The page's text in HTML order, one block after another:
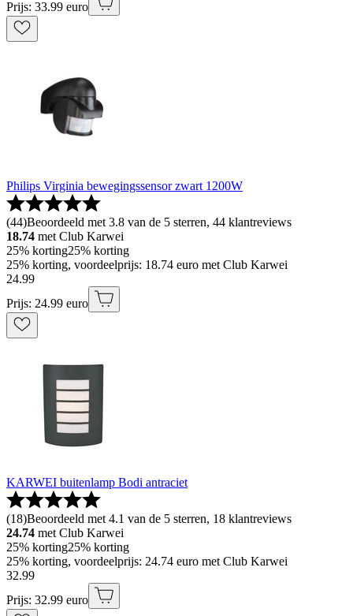
Prijs: 33.99 euro
Philips Virginia bewegingssensor zwart 1200W
(44)Beoordeeld met 3.8 van de 5 sterren, 44 klantreviews
18.74 met Club Karwei
25% korting25% korting
25% korting, voordeelprijs: 18.74 euro met Club Karwei
24.99
Prijs: 24.99 euro
KARWEI buitenlamp Bodi antraciet
(18)Beoordeeld met 4.1 van de 5 sterren, 18 klantreviews
24.74 met Club Karwei
25% korting25% korting
25% korting, voordeelprijs: 24.74 euro met Club Karwei
32.99
Prijs: 32.99 euro